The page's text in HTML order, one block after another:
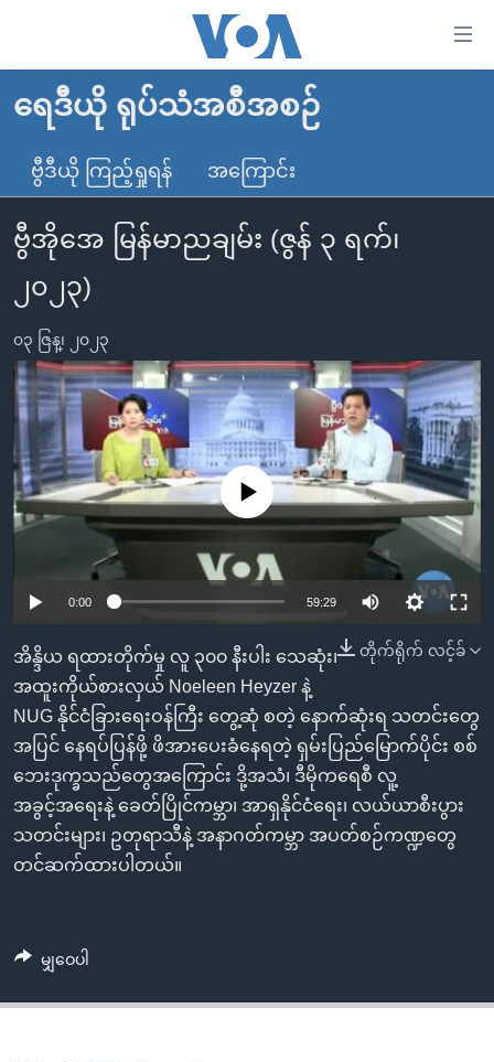
လွယ်ကူ
သည့်
Link
များ
ပင်မ
သို့
ကျော်
ကြည့်
ရန်
ပင်မ
အ
ညွန်း
ကြည့်
ရန်
ရှာဖွေ
ရန်
နေရာ
သို့
ကျော်
ရန်
မူလစာမျက်နှာ
မြန်မာ
ကမ္ဘာ့သတင်းများ
နိုင်ငံတကာ
အမေရိကန်
အစ္စရေး-ပါလက်စတိုင်း
ဗွီဒီယို
သတင်းလွတ်လပ်ခွင့်
ရပ်ဝန်းတခု လမ်းတခု အလွန်
အင်္ဂလိပ်စာလေ့လာမယ်
အမေရိကန်သုံးအီဒီယံ
မကြေးမုံရဲ့ အင်္ဂလိပ်စာ
ရုပ်ရှင်ထဲက အင်္ဂလိပ်စာ
သုတပဒေသာ အင်္ဂလိပ်စာ
အပတ်စဉ်ကဏ္ဍများ
ရေဒီယို
တီဗွီ
ရေဒီယိုနှင့်ရုပ်သံ အချက်အလက်များ
ရေဒီယို/တီဗွီအစီအစဉ်
Learning English
ဗွီအိုအေ လူမှုကွန်ယက်များ
ဘာသာစကားများ
ရေဒီယို ရုပ်သံအစီအစဉ်
ဗွီဒီယို ကြည့်ရှုရန် အကြောင်း
ဗွီအိုအေ မြန်မာညချမ်း (ဇွန် ၃ ရက်၊
၂၀၂၃)
၀၃ ဇြန္၊ ၂၀၂၃
No media source currently available
0:00 59:29
တိုက်ရိုက် လင့်ခ်
အိန္ဒိယ ရထားတိုက်မှု လူ ၃၀၀ နီးပါး သေဆုံး၊
အထူးကိုယ်စားလှယ် Noeleen Heyzer နဲ့
NUG နိုင်ငံခြားရေးဝန်ကြီး တွေ့ဆုံ စတဲ့ နောက်ဆုံးရ သတင်းတွေ
အပြင် နေရပ်ပြန်ဖို့ ဖိအားပေးခံနေရတဲ့ ရှမ်းပြည်မြောက်ပိုင်း စစ်
ဘေးဒုက္ခသည်တွေအကြောင်း ဒို့အသံ၊ ဒီမိုကရေစီ လူ့
အခွင့်အရေးနဲ့ ခေတ်ပြိုင်ကမ္ဘာ၊ အာရှနိုင်ငံရေး၊ လယ်ယာစီးပွား
သတင်းများ၊ ဥတုရာသီနဲ့ အနာဂတ်ကမ္ဘာ အပတ်စဉ်ကဏ္ဍတွေ
တင်ဆက်ထားပါတယ်။
မျှဝေပါ